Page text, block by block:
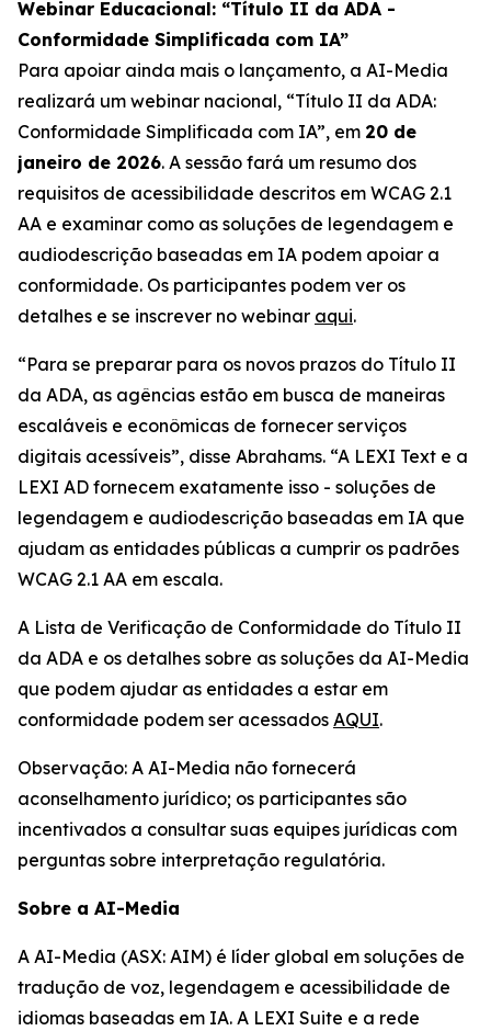
Webinar Educacional: “Título II da ADA -
Conformidade Simplificada com IA”
Para apoiar ainda mais o lançamento, a AI-Media
realizará um webinar nacional, “Título II da ADA:
Conformidade Simplificada com IA”, em 20 de
janeiro de 2026. A sessão fará um resumo dos
requisitos de acessibilidade descritos em WCAG 2.1
AA e examinar como as soluções de legendagem e
audiodescrição baseadas em IA podem apoiar a
conformidade. Os participantes podem ver os
detalhes e se inscrever no webinar aqui.
“Para se preparar para os novos prazos do Título II
da ADA, as agências estão em busca de maneiras
escaláveis e econômicas de fornecer serviços
digitais acessíveis”, disse Abrahams. “A LEXI Text e a
LEXI AD fornecem exatamente isso - soluções de
legendagem e audiodescrição baseadas em IA que
ajudam as entidades públicas a cumprir os padrões
WCAG 2.1 AA em escala.
A Lista de Verificação de Conformidade do Título II
da ADA e os detalhes sobre as soluções da AI-Media
que podem ajudar as entidades a estar em
conformidade podem ser acessados AQUI.
Observação: A AI-Media não fornecerá
aconselhamento jurídico; os participantes são
incentivados a consultar suas equipes jurídicas com
perguntas sobre interpretação regulatória.
Sobre a AI-Media
A AI-Media (ASX: AIM) é líder global em soluções de
tradução de voz, legendagem e acessibilidade de
idiomas baseadas em IA. A LEXI Suite e a rede